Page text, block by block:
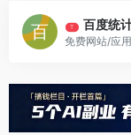
T 百度统
免费网站/应